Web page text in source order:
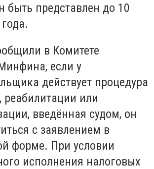
быть представлен до 10
в Комитете
если у
действует процедура
реабилитации или
введённая судом, он
с заявлением в
форме. При условии
исполнения налоговых